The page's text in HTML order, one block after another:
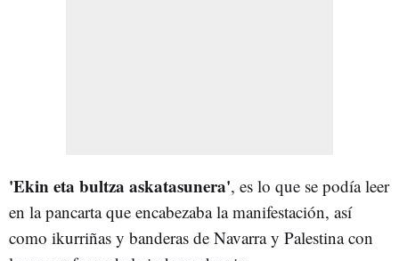
'Ekin eta bultza askatasunera', es lo que se podía leer
en la pancarta que encabezaba la manifestación, así
como ikurriñas y banderas de Navarra y Palestina con